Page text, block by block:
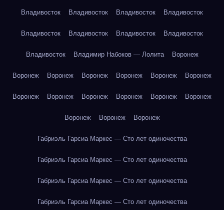
Владивосток Владивосток Владивосток Владивосток
Владивосток Владивосток Владивосток Владивосток
Владивосток Владимир Набоков — Лолита Воронеж
Воронеж Воронеж Воронеж Воронеж Воронеж Воронеж
Воронеж Воронеж Воронеж Воронеж Воронеж Воронеж
Воронеж Воронеж Воронеж
Габриэль Гарсиа Маркес — Сто лет одиночества
Габриэль Гарсиа Маркес — Сто лет одиночества
Габриэль Гарсиа Маркес — Сто лет одиночества
Габриэль Гарсиа Маркес — Сто лет одиночества